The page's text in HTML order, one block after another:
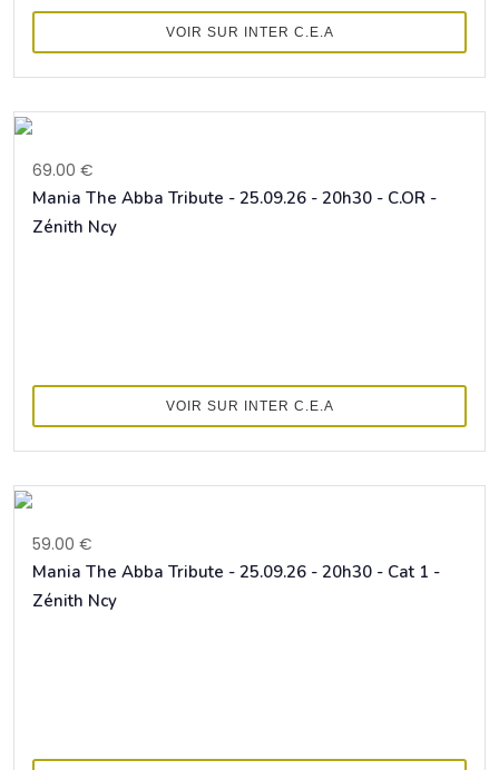
VOIR SUR INTER C.E.A
69.00 €
Mania The Abba Tribute - 25.09.26 - 20h30 - C.OR -
Zénith Ncy
VOIR SUR INTER C.E.A
59.00 €
Mania The Abba Tribute - 25.09.26 - 20h30 - Cat 1 -
Zénith Ncy